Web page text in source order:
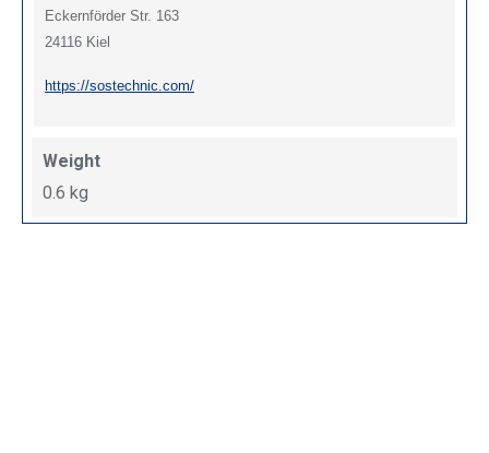
Eckernförder Str. 163
24116 Kiel
https://sostechnic.com/
Weight
0.6 kg